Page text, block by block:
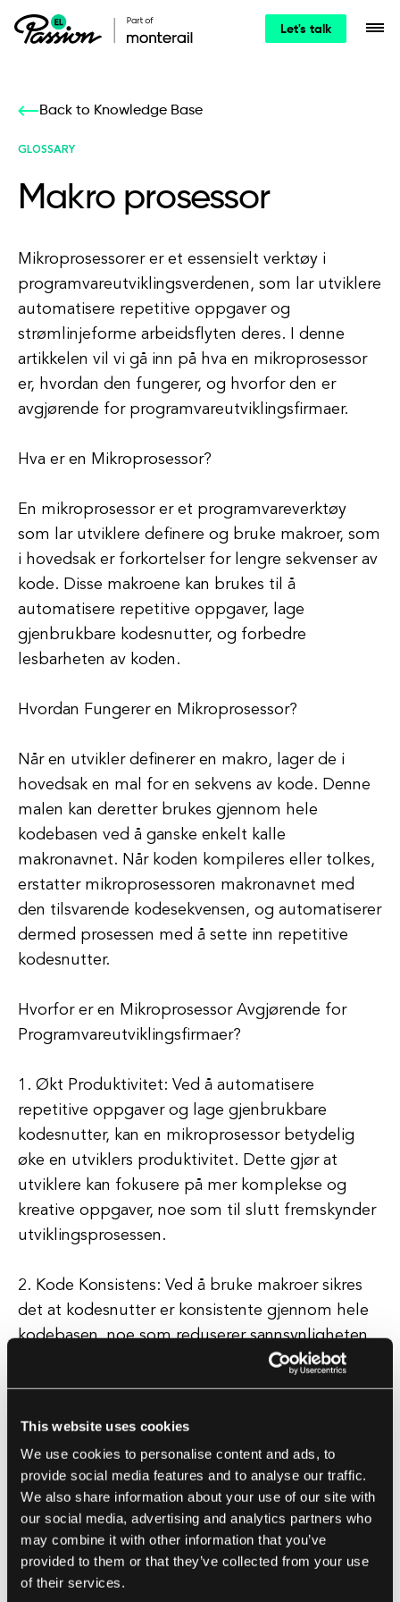
This website uses cookies
We use cookies to personalise content and ads, to
provide social media features and to analyse our traffic.
We also share information about your use of our site with
our social media, advertising and analytics partners who
may combine it with other information that you’ve
provided to them or that they’ve collected from your use
of their services.
Let's talk
Back to Knowledge Base
GLOSSARY
Makro prosessor
Mikroprosessorer er et essensielt verktøy i
programvareutviklingsverdenen, som lar utviklere
automatisere repetitive oppgaver og
strømlinjeforme arbeidsflyten deres. I denne
artikkelen vil vi gå inn på hva en mikroprosessor
er, hvordan den fungerer, og hvorfor den er
avgjørende for programvareutviklingsfirmaer.
Hva er en Mikroprosessor?
En mikroprosessor er et programvareverktøy
som lar utviklere definere og bruke makroer, som
i hovedsak er forkortelser for lengre sekvenser av
kode. Disse makroene kan brukes til å
automatisere repetitive oppgaver, lage
gjenbrukbare kodesnutter, og forbedre
lesbarheten av koden.
Hvordan Fungerer en Mikroprosessor?
Når en utvikler definerer en makro, lager de i
hovedsak en mal for en sekvens av kode. Denne
malen kan deretter brukes gjennom hele
kodebasen ved å ganske enkelt kalle
makronavnet. Når koden kompileres eller tolkes,
erstatter mikroprosessoren makronavnet med
den tilsvarende kodesekvensen, og automatiserer
dermed prosessen med å sette inn repetitive
kodesnutter.
Hvorfor er en Mikroprosessor Avgjørende for
Programvareutviklingsfirmaer?
1. Økt Produktivitet: Ved å automatisere
repetitive oppgaver og lage gjenbrukbare
kodesnutter, kan en mikroprosessor betydelig
øke en utviklers produktivitet. Dette gjør at
utviklere kan fokusere på mer komplekse og
kreative oppgaver, noe som til slutt fremskynder
utviklingsprosessen.
2. Kode Konsistens: Ved å bruke makroer sikres
det at kodesnutter er konsistente gjennom hele
kodebasen, noe som reduserer sannsynligheten
for feil og forbedrer kodevedlikehold. Dette er
spesielt viktig for programvareutviklingsfirmaer
utviklere.
3. Forbedret Lesbarhet: Makroer kan brukes til å
lage beskrivende navn for komplekse
kodesekvenser, noe som gjør koden mer lesbar
og lettere å forstå. Dette er avgjørende for
programvareutviklingsfirmaer som må